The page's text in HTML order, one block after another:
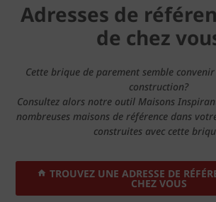
Adresses de
de chez
Cette brique de parement semble
construction?
Consultez alors notre outil Maisons
nombreuses maisons de référence dans
construites avec cette
TROUVEZ UNE ADRESSE DE
CHEZ VOUS